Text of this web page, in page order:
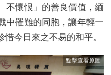
不懷恨」的善良價值，緬
中罹難的同胞，讓年輕一
今日來之不易的和平。